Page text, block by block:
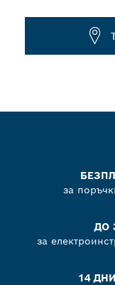
за
ДО
за
14